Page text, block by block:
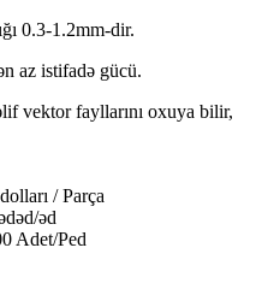
0.3-1.2mm-dir.
az istifadə gücü.
vektor fayllarını oxuya bilir,
/ Parça
əd
Adet/Ped